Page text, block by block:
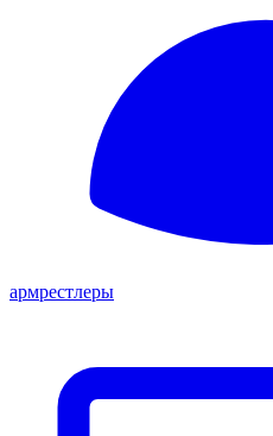
армрестлеры